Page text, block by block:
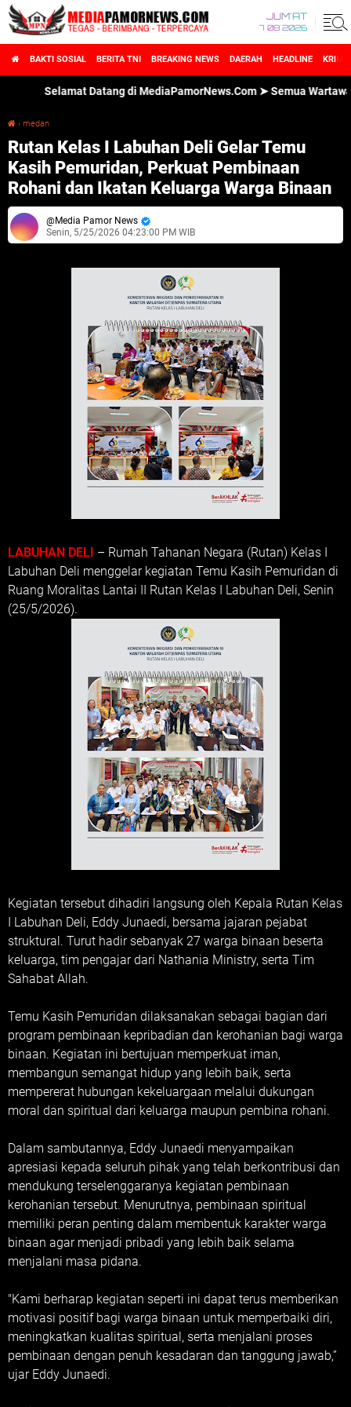
JUM'AT
7 08 2026
BAKTI SOSIAL BERITA TNI BREAKING NEWS DAERAH HEADLINE
Selamat Datang di MediaPamorNews.Com ➤ Semua Wartawan
› medan
Rutan Kelas I Labuhan Deli Gelar Temu
Kasih Pemuridan, Perkuat Pembinaan
Rohani dan Ikatan Keluarga Warga Binaan
Media Pamor News
Senin, 5/25/2026 04:23:00 PM WIB
LABUHAN DELI – Rumah Tahanan Negara (Rutan) Kelas I
Labuhan Deli menggelar kegiatan Temu Kasih Pemuridan di
Ruang Moralitas Lantai II Rutan Kelas I Labuhan Deli, Senin
(25/5/2026).
Kegiatan tersebut dihadiri langsung oleh Kepala Rutan Kelas
I Labuhan Deli, Eddy Junaedi, bersama jajaran pejabat
struktural. Turut hadir sebanyak 27 warga binaan beserta
keluarga, tim pengajar dari Nathania Ministry, serta Tim
Sahabat Allah.
Temu Kasih Pemuridan dilaksanakan sebagai bagian dari
program pembinaan kepribadian dan kerohanian bagi warga
binaan. Kegiatan ini bertujuan memperkuat iman,
membangun semangat hidup yang lebih baik, serta
mempererat hubungan kekeluargaan melalui dukungan
moral dan spiritual dari keluarga maupun pembina rohani.
Dalam sambutannya, Eddy Junaedi menyampaikan
apresiasi kepada seluruh pihak yang telah berkontribusi dan
mendukung terselenggaranya kegiatan pembinaan
kerohanian tersebut. Menurutnya, pembinaan spiritual
memiliki peran penting dalam membentuk karakter warga
binaan agar menjadi pribadi yang lebih baik selama
menjalani masa pidana.
"Kami berharap kegiatan seperti ini dapat terus memberikan
motivasi positif bagi warga binaan untuk memperbaiki diri,
meningkatkan kualitas spiritual, serta menjalani proses
pembinaan dengan penuh kesadaran dan tanggung jawab,”
ujar Eddy Junaedi.